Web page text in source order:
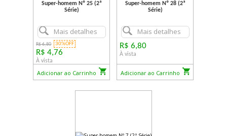
Super-homem Nº 25 (2ª
Série)
Mais detalhes
R$ 6,80 30%OFF
R$ 4,76
À vista
Adicionar ao Carrinho
Super-homem Nº 28 (2ª
Série)
Mais detalhes
R$ 6,80
À vista
Adicionar ao Carrinho